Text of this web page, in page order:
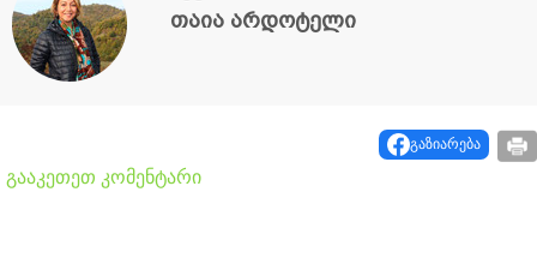
თაია არდოტელი
გაზიარება
გააკეთეთ კომენტარი